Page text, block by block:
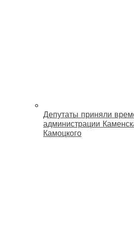
Депутаты приняли
администрации
Камоцкого